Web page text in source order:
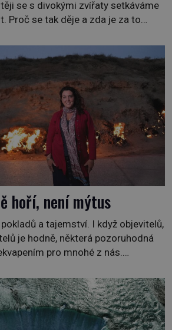
se s divokými zvířaty setkáváme
Proč se tak děje a zda je za to
do jiných zemí a
další zvířata po celém světě se
hoří, není mýtus
a tajemství. I když objevitelů,
je hodně, některá pozoruhodná
pro mnohé z nás.
Kypru jsou jedny z míst,
a vyprávět. Uznávaná
se vydala prozkoumat
o kterých jste možná doposud